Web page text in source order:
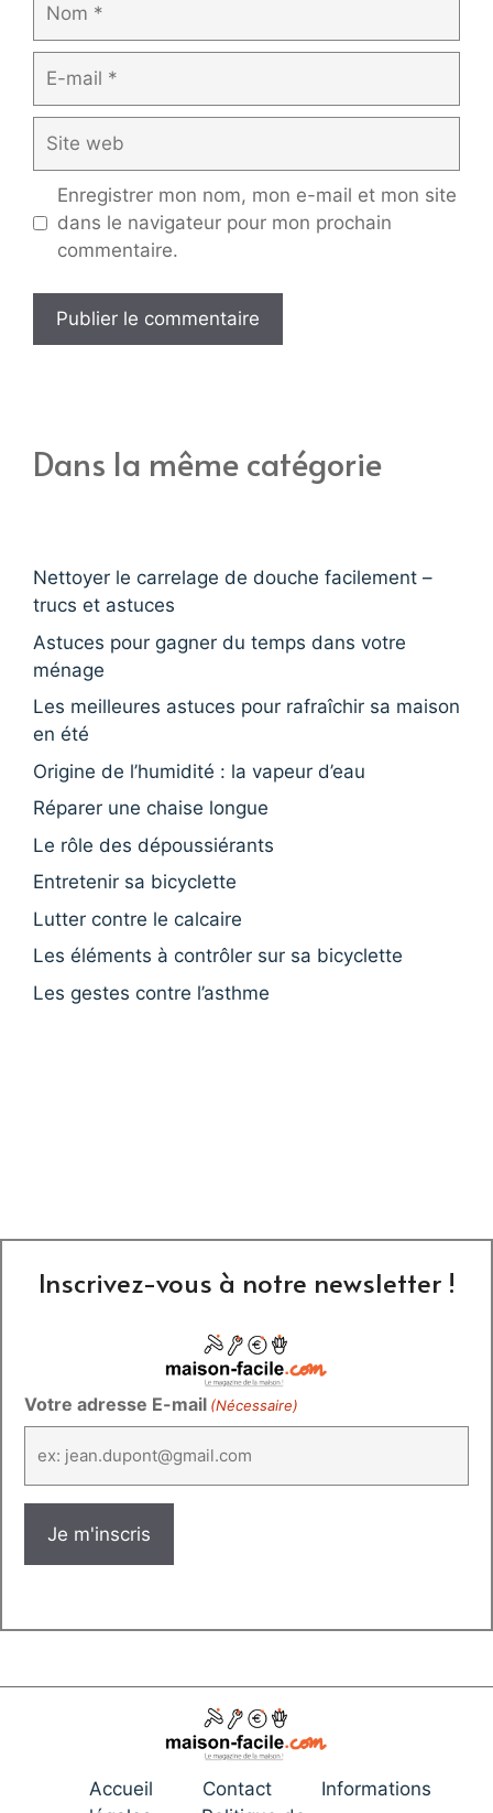
mail
web
Enregistrer mon nom, mon e-mail et mon site
dans le navigateur pour mon prochain
commentaire.
Dans la même catégorie
Nettoyer le carrelage de douche facilement –
trucs et astuces
Astuces pour gagner du temps dans votre
ménage
Les meilleures astuces pour rafraîchir sa maison
en été
Origine de l’humidité : la vapeur d’eau
Réparer une chaise longue
Le rôle des dépoussiérants
Entretenir sa bicyclette
Lutter contre le calcaire
Les éléments à contrôler sur sa bicyclette
Les gestes contre l’asthme
Inscrivez-vous à notre newsletter !
Votre adresse E-mail (Nécessaire)
Accueil Contact
Informations